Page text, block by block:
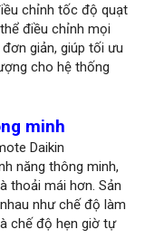
chỉnh tốc độ quạt
điều chỉnh mọi
giản, giúp tối ưu
cho hệ thống
minh
Daikin
năng thông minh,
thoải mái hơn. Sản
như chế độ làm
chế độ hẹn giờ tự